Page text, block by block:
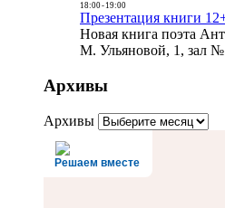
18:00- 19:00
Презентация книги
Новая книга поэта
М. Ульяновой, 1, зал
Архивы
Архивы
Решаем вместе